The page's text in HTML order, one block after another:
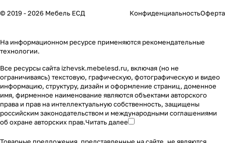
© 2019 - 2026 Мебель ЕСД КонфиденциальностьОферта
На информационном ресурсе применяются рекомендательные
технологии.
Все ресурсы сайта izhevsk.mebelesd.ru, включая (но не
ограничиваясь) текстовую, графическую, фотографическую и видео
информацию, структуру, дизайн и оформление страниц, доменное
имя, фирменное наименование являются объектами авторского
права и прав на интеллектуальную собственность, защищены
российским законодательством и международными соглашениями
об охране авторских прав.Читать далее